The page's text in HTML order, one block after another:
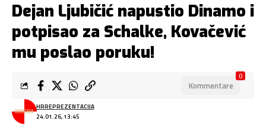
Dejan Ljubičić napustio Dinamo i
potpisao za Schalke, Kovačević
mu poslao poruku!
24.01.26, 13:45
HRREPREZENTACIJA
Kommentare
0